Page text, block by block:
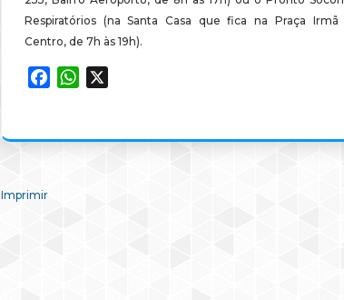
Respiratórios (na Santa Casa que fica na Praça Irmã
Centro, de 7h às 19h).
FacebookWhatsApp
Imprimir